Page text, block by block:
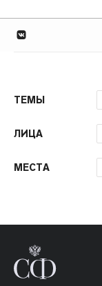
ТЕМЫ
ЛИЦА
МЕСТА